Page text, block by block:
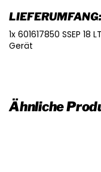
LIEFERUMFANG:
1x 601617850 SSEP 18
Gerät
Ähnliche